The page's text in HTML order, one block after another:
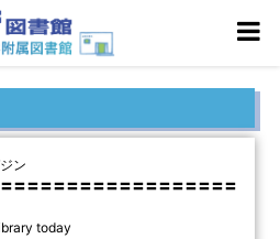
ン
〓〓〓〓〓〓〓〓〓〓〓〓〓〓〓〓〓